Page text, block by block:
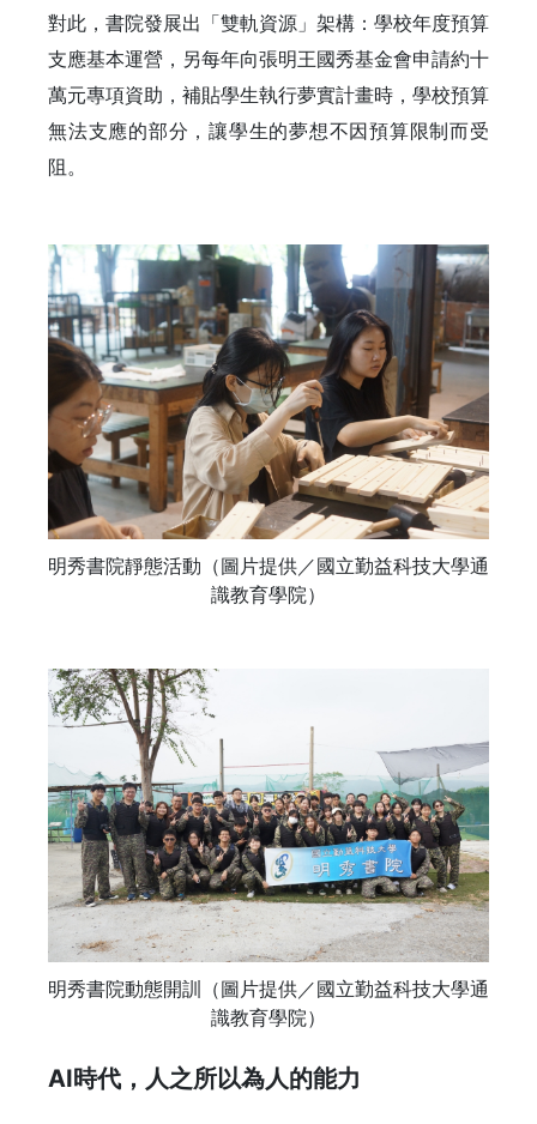
對此，書院發展出「雙軌資源」架構：學校年度預算
支應基本運營，另每年向張明王國秀基金會申請約十
萬元專項資助，補貼學生執行夢實計畫時，學校預算
無法支應的部分，讓學生的夢想不因預算限制而受
阻。
明秀書院靜態活動（圖片提供／國立勤益科技大學通
識教育學院）
明秀書院動態開訓（圖片提供／國立勤益科技大學通
識教育學院）
AI時代，人之所以為人的能力